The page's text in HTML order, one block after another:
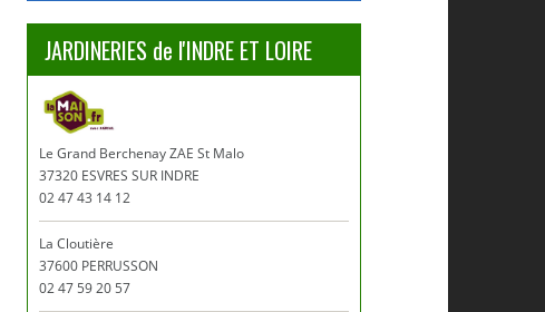
JARDINERIES de l'INDRE ET LOIRE
Le Grand Berchenay ZAE St Malo
37320 ESVRES SUR INDRE
02 47 43 14 12
La Cloutière
37600 PERRUSSON
02 47 59 20 57